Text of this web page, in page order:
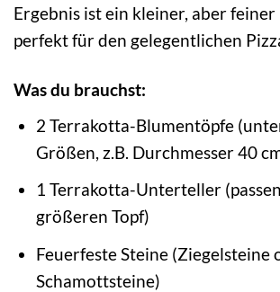
Ergebnis ist ein kleiner, aber
perfekt für den gelegentlichen
Was du brauchst:
2 Terrakotta-Blumentöpfe
Größen, z.B. Durchmesser 40
1 Terrakotta-Unterteller
größeren Topf)
Feuerfeste Steine (Ziegelsteine
Schamottsteine)